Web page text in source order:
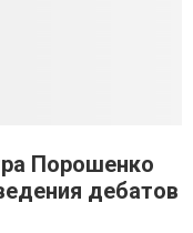
Порошенко
дебатов